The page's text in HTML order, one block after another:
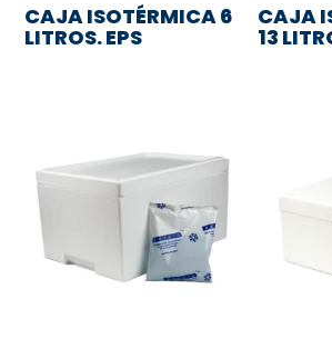
CAJA ISOTÉRMICA 6
LITROS. EPS
CAJA
13